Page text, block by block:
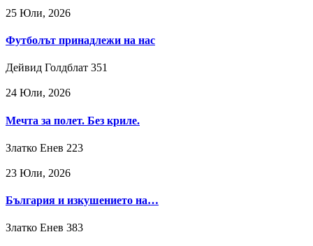
25 Юли, 2026
Футболът принадлежи на нас
Дейвид Голдблат 351
24 Юли, 2026
Мечта за полет. Без криле.
Златко Енев 223
23 Юли, 2026
България и изкушението на…
Златко Енев 383